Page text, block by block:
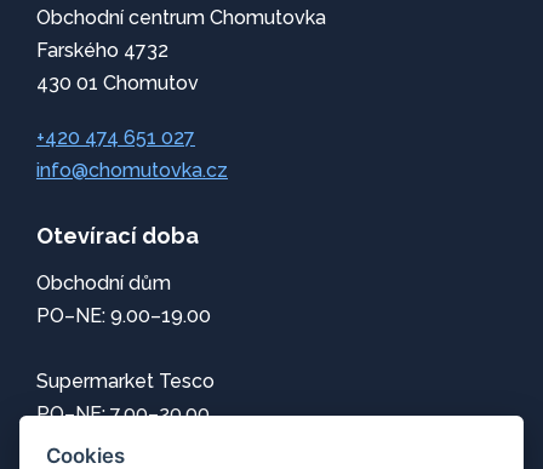
Obchodní centrum Chomutovka
Farského 4732
430 01 Chomutov
+420 474 651 027
info@chomutovka.cz
Otevírací doba
Obchodní dům
PO–NE: 9.00–19.00
Supermarket Tesco
PO–NE: 7.00–20.00
Cookies